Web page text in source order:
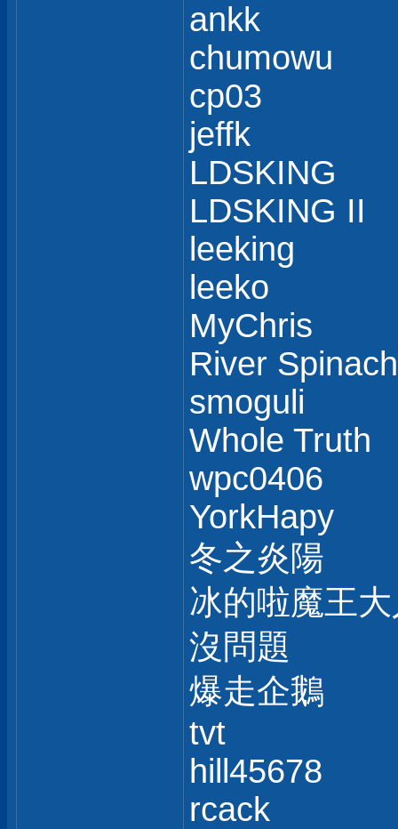
ankk
chumowu
cp03
jeffk
LDSKING
LDSKING II
leeking
leeko
MyChris
River Spinach
smoguli
Whole Truth
wpc0406
YorkHapy
冬之炎陽
冰的啦魔王
沒問題
爆走企鵝
tvt
hill45678
rcack